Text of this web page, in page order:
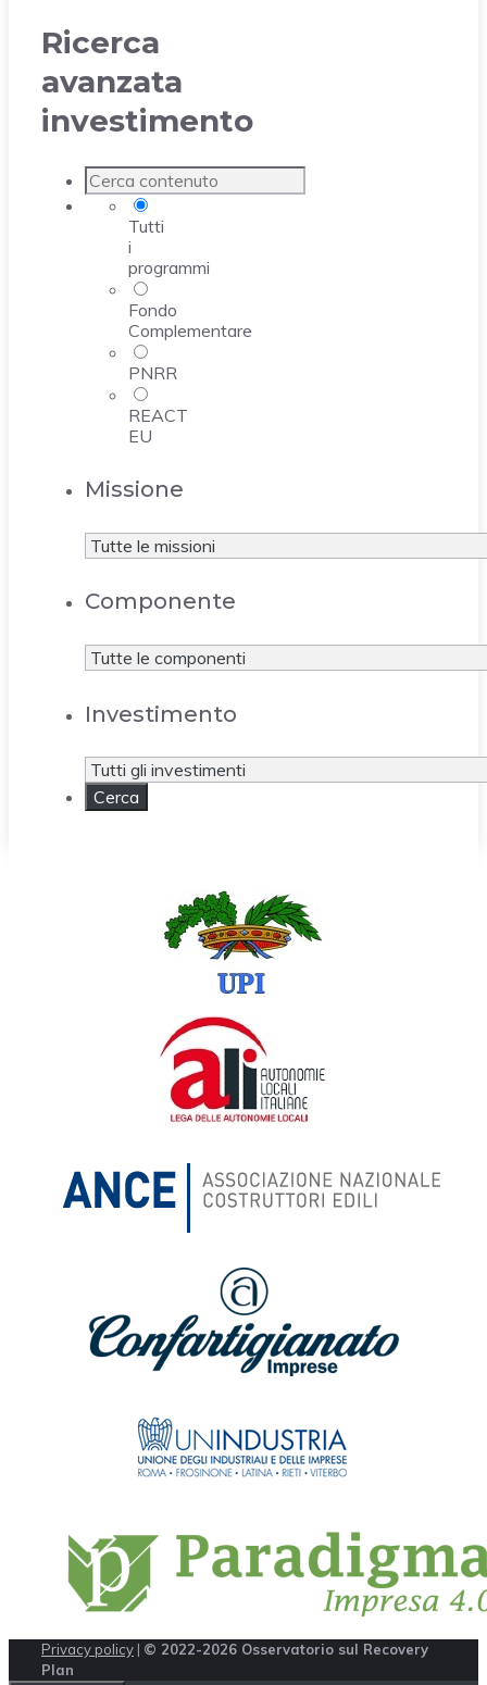
Ricerca
avanzata
investimento
Tutti
i
programmi
Fondo
Complementare
PNRR
REACT
EU
Missione
Componente
Investimento
Privacy policy | © 2022-2026 Osservatorio sul Recovery
Plan